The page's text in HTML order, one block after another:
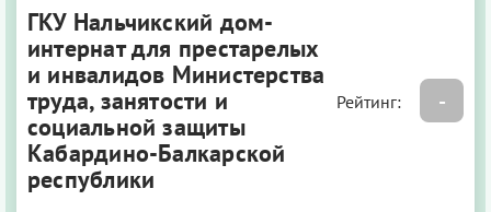
ГКУ Нальчикский дом-
интернат для престарелых
и инвалидов Министерства
труда, занятости и
социальной защиты
Кабардино-Балкарской
республики
Рейтинг: -